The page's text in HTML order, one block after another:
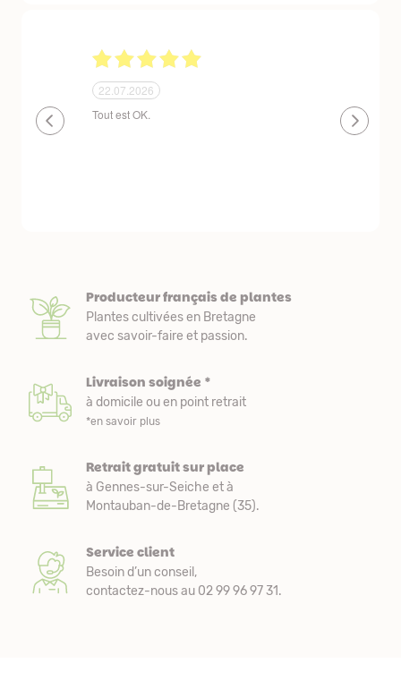
24.06.2026
plantes de qualité très bien emballées et
Un site que
réserve. La
livraison
Producteur français de plantes
Plantes cultivées en Bretagne
avec savoir-faire et passion.
Livraison soignée *
à domicile ou en point retrait
*en savoir plus
Retrait gratuit sur place
à Gennes-sur-Seiche et à
Montauban-de-Bretagne (35).
Service client
Besoin d’un conseil,
contactez-nous au 02 99 96 97 31.